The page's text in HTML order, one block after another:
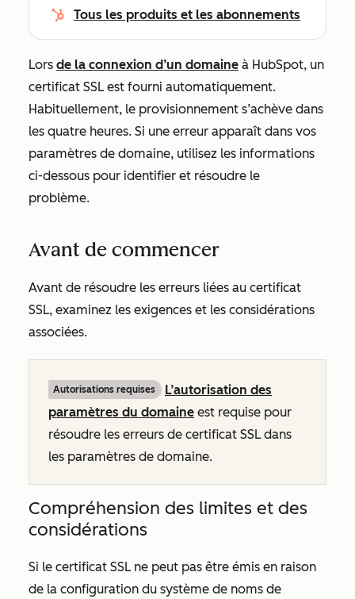
Tous les produits et les abonnements
Lors de la connexion d’un domaine à HubSpot, un
certificat SSL est fourni automatiquement.
Habituellement, le provisionnement s’achève dans
les quatre heures. Si une erreur apparaît dans vos
paramètres de domaine, utilisez les informations
ci-dessous pour identifier et résoudre le
problème.
Avant de commencer
Avant de résoudre les erreurs liées au certificat
SSL, examinez les exigences et les considérations
associées.
Autorisations requises
L’autorisation des
paramètres du domaine est requise pour
résoudre les erreurs de certificat SSL dans
les paramètres de domaine.
Compréhension des limites et des
considérations
Si le certificat SSL ne peut pas être émis en raison
de la configuration du système de noms de